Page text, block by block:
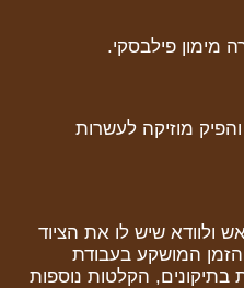
מימון פילבסקי.
מוזיקה לעשרות
ולוודא שיש לו את הציוד
המושקע בעבודת
בתיקונים, הקלטות נוספות